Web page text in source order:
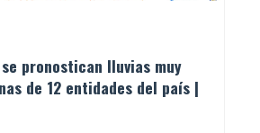
pronostican lluvias muy
de 12 entidades del país |